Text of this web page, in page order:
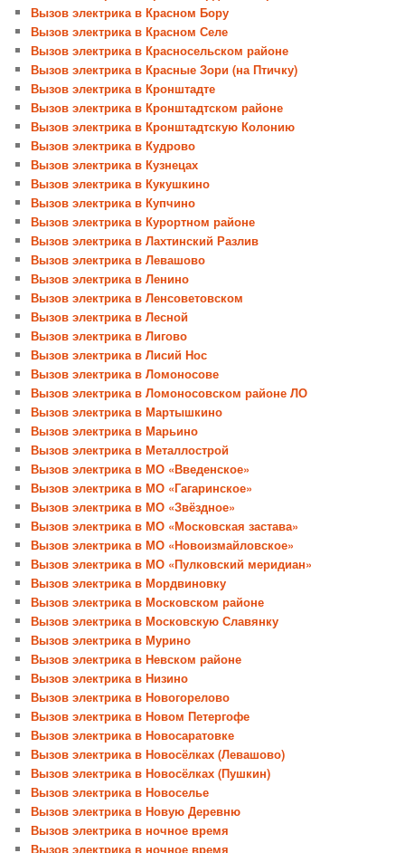
Вызов электрика в Красном Бору
Вызов электрика в Красном Селе
Вызов электрика в Красносельском районе
Вызов электрика в Красные Зори (на Птичку)
Вызов электрика в Кронштадте
Вызов электрика в Кронштадтском районе
Вызов электрика в Кронштадтскую Колонию
Вызов электрика в Кудрово
Вызов электрика в Кузнецах
Вызов электрика в Кукушкино
Вызов электрика в Купчино
Вызов электрика в Курортном районе
Вызов электрика в Лахтинский Разлив
Вызов электрика в Левашово
Вызов электрика в Ленино
Вызов электрика в Ленсоветовском
Вызов электрика в Лесной
Вызов электрика в Лигово
Вызов электрика в Лисий Нос
Вызов электрика в Ломоносове
Вызов электрика в Ломоносовском районе ЛО
Вызов электрика в Мартышкино
Вызов электрика в Марьино
Вызов электрика в Металлострой
Вызов электрика в МО «Введенское»
Вызов электрика в МО «Гагаринское»
Вызов электрика в МО «Звёздное»
Вызов электрика в МО «Московская застава»
Вызов электрика в МО «Новоизмайловское»
Вызов электрика в МО «Пулковский меридиан»
Вызов электрика в Мордвиновку
Вызов электрика в Московском районе
Вызов электрика в Московскую Славянку
Вызов электрика в Мурино
Вызов электрика в Невском районе
Вызов электрика в Низино
Вызов электрика в Новогорелово
Вызов электрика в Новом Петергофе
Вызов электрика в Новосаратовке
Вызов электрика в Новосёлках (Левашово)
Вызов электрика в Новосёлках (Пушкин)
Вызов электрика в Новоселье
Вызов электрика в Новую Деревню
Вызов электрика в ночное время
Вызов электрика в ночное время